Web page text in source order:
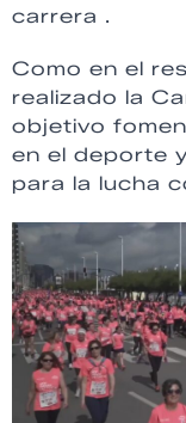
carrera .
Como en el
realizado la
objetivo
en el deporte
para la lucha